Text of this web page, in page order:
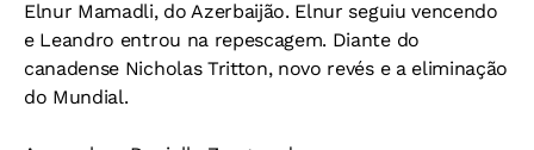
Elnur Mamadli, do Azerbaijão. Elnur seguiu vencendo
e Leandro entrou na repescagem. Diante do
canadense Nicholas Tritton, novo revés e a eliminação
do Mundial.